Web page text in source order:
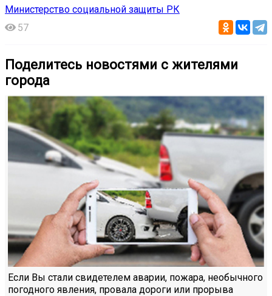
Министерство социальной защиты РК
57
Поделитесь новостями с жителями
города
Если Вы стали свидетелем аварии, пожара, необычного
погодного явления, провала дороги или прорыва